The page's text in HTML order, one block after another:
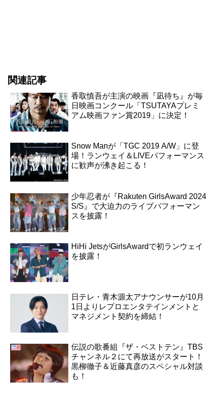
関連記事
香取慎吾が主演の映画『凪待ち』が毎
日映画コンクール「TSUTAYAプレミ
アム映画ファン賞2019」に決定！
Snow Manが「TGC 2019 A/W」に登
場！ランウェイ＆LIVEパフォーマンス
に歓声が沸き起こる！
少年忍者が『Rakuten GirlsAward 2024
S/S』で大迫力のライブパフォーマン
スを披露！
HiHi JetsがGirlsAwardで初ランウェイ
を披露！
日テレ・青木源太アナウンサーが10月
1日よりレプロエンタテインメントと
マネジメント契約を締結！
伝説の歌番組『ザ・ベストテン』TBS
チャンネル２にて再放送がスタート！
黒柳徹子＆近藤真彦のスペシャル対談
も！